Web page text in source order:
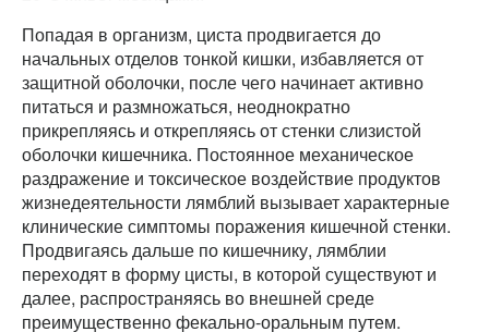
Попадая в организм, циста продвигается до
начальных отделов тонкой кишки, избавляется от
защитной оболочки, после чего начинает активно
питаться и размножаться, неоднократно
прикрепляясь и открепляясь от стенки слизистой
оболочки кишечника. Постоянное механическое
раздражение и токсическое воздействие продуктов
жизнедеятельности лямблий вызывает характерные
клинические симптомы поражения кишечной стенки.
Продвигаясь дальше по кишечнику, лямблии
переходят в форму цисты, в которой существуют и
далее, распространяясь во внешней среде
преимущественно фекально-оральным путем.